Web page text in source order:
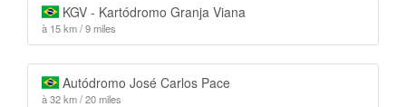
KGV - Kartódromo Granja Viana
à 15 km / 9 miles
Autódromo José Carlos Pace
à 32 km / 20 miles